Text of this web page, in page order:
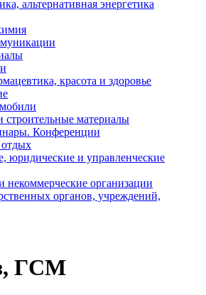
альтернативная энергетика
красота и здоровье
строительные материалы
Конференции
отдых
юридические и управленческие
организации
органов, учреждений,
ГСМ